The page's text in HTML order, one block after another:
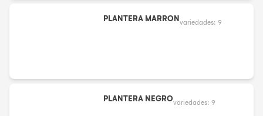
PLANTERA MARRON variedades: 9
PLANTERA NEGROvariedades: 9